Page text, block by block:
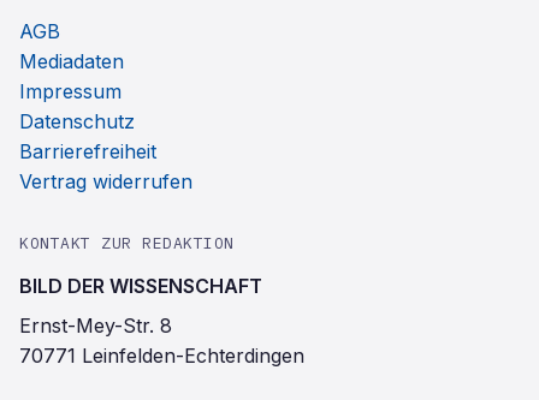
AGB
Mediadaten
Impressum
Datenschutz
Barrierefreiheit
Vertrag widerrufen
KONTAKT ZUR REDAKTION
BILD DER WISSENSCHAFT
Ernst-Mey-Str. 8
70771 Leinfelden-Echterdingen